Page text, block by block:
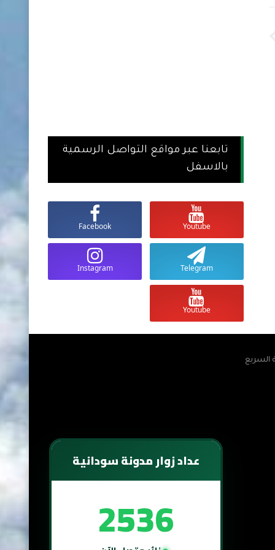
تابعنا عبر مواقع التواصل الرسمية
بالاسفل
Youtube
Facebook
Telegram
Instagram
Youtube
السريع
عداد زوار مدونة سودانية
2536